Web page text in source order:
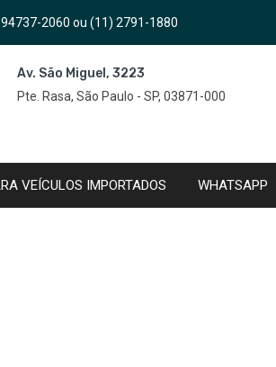
2060 ou (11) 2791-1880
Av. São Miguel, 3223
Pte. Rasa, São Paulo - SP, 03871-000
VEÍCULOS IMPORTADOS WHATSAPP